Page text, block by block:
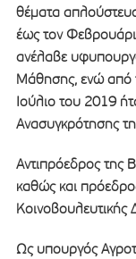
θέματα
έως τον
ανέλαβε
Μάθησης, ενώ από
Ιούλιο του 2019
Ανασυγκρότησης
Αντιπρόεδρος της
καθώς και
Κοινοβουλευτικής
Ως υπουργός